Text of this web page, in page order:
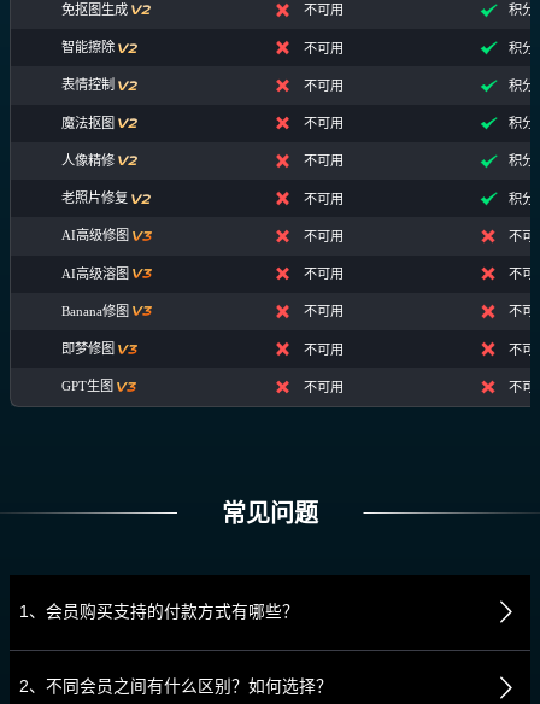
免抠图生成 不可用 积分
智能擦除 不可用 积分
表情控制 不可用 积分
魔法抠图 不可用 积分
人像精修 不可用 积分
老照片修复 不可用 积分
AI高级修图 不可用 不可
AI高级溶图 不可用 不可
Banana修图 不可用 不可
即梦修图 不可用 不可
GPT生图 不可用 不可
常见问题
1、会员购买支持的付款方式有哪些？
2、不同会员之间有什么区别？如何选择？